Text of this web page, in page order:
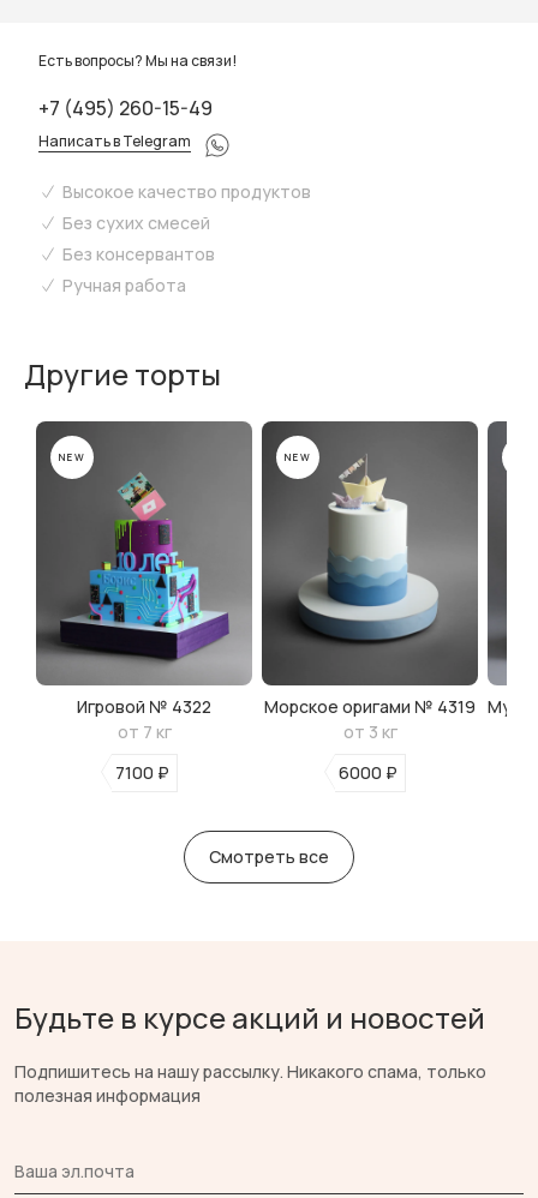
Есть вопросы? Мы на связи!
+7 (495) 260-15-49
Написать в Telegram
Высокое качество продуктов
Без сухих смесей
Без консервантов
Ручная работа
Другие торты
Игровой № 4322
от 7 кг
7100 ₽
NEW
Морское оригами № 4319
от 3 кг
6000 ₽
NEW
Смотреть все
Будьте в курсе акций и новостей
Подпишитесь на нашу рассылку. Никакого спама, только
полезная информация